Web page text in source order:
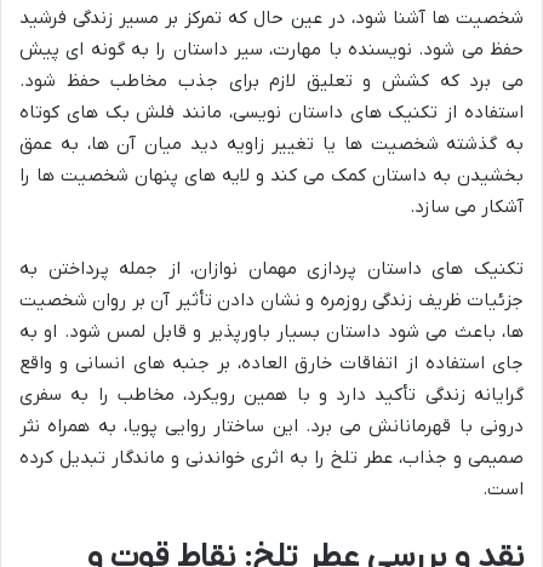
شخصیت ها آشنا شود، در عین حال که تمرکز بر مسیر زندگی فرشید
حفظ می شود. نویسنده با مهارت، سیر داستان را به گونه ای پیش
می برد که کشش و تعلیق لازم برای جذب مخاطب حفظ شود.
استفاده از تکنیک های داستان نویسی، مانند فلش بک های کوتاه
به گذشته شخصیت ها یا تغییر زاویه دید میان آن ها، به عمق
بخشیدن به داستان کمک می کند و لایه های پنهان شخصیت ها را
آشکار می سازد.
تکنیک های داستان پردازی مهمان نوازان، از جمله پرداختن به
جزئیات ظریف زندگی روزمره و نشان دادن تأثیر آن بر روان شخصیت
ها، باعث می شود داستان بسیار باورپذیر و قابل لمس شود. او به
جای استفاده از اتفاقات خارق العاده، بر جنبه های انسانی و واقع
گرایانه زندگی تأکید دارد و با همین رویکرد، مخاطب را به سفری
درونی با قهرمانانش می برد. این ساختار روایی پویا، به همراه نثر
صمیمی و جذاب، عطر تلخ را به اثری خواندنی و ماندگار تبدیل کرده
است.
نقد و بررسی عطر تلخ: نقاط قوت و